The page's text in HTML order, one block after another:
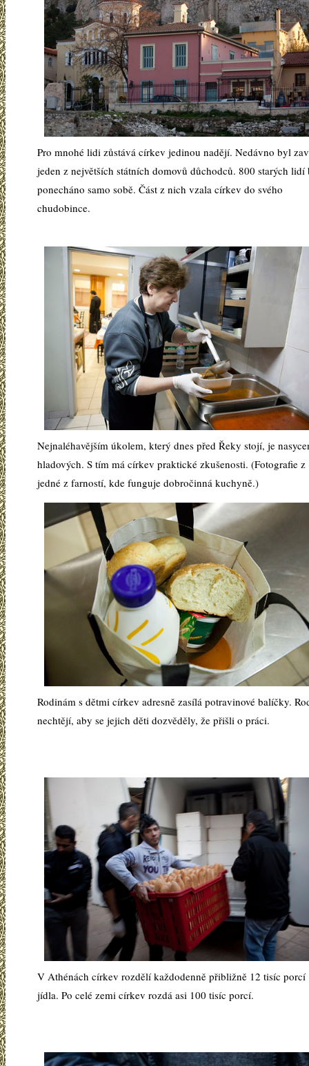
Pro mnohé lidi zůstává církev jedinou nadějí. Nedávno byl
jeden z největších státních domovů důchodců. 800 starých lidí
ponecháno samo sobě. Část z nich vzala církev do svého
chudobince.
Nejnaléhavějším úkolem, který dnes před Řeky stojí, je
hladových. S tím má církev praktické zkušenosti. (Fotografie z
jedné z farností, kde funguje dobročinná kuchyně.)
Rodinám s dětmi církev adresně zasílá potravinové balíčky.
nechtějí, aby se jejich děti dozvěděly, že přišli o práci.
V Athénách církev rozdělí každodenně přibližně 12 tisíc porcí
jídla. Po celé zemi církev rozdá asi 100 tisíc porcí.